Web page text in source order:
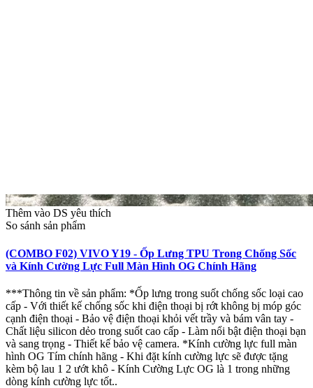
Thêm vào DS yêu thích
So sánh sản phẩm
(COMBO F02) VIVO Y19 - Ốp Lưng TPU Trong Chống Sốc
và Kính Cường Lực Full Màn Hình OG Chính Hãng
***Thông tin về sản phẩm: *Ốp lưng trong suốt chống sốc loại cao
cấp - Với thiết kế chống sốc khi điện thoại bị rớt không bị móp góc
cạnh điện thoại - Bảo vệ điện thoại khỏi vết trầy và bám vân tay -
Chất liệu silicon dẻo trong suốt cao cấp - Làm nổi bật điện thoại bạn
và sang trọng - Thiết kế bảo vệ camera. *Kính cường lực full màn
hình OG Tím chính hãng - Khi đặt kính cường lực sẽ được tặng
kèm bộ lau 1 2 ướt khô - Kính Cường Lực OG là 1 trong những
dòng kính cường lực tốt..